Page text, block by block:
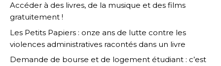
Accéder à des livres, de la musique et des films
gratuitement !
Les Petits Papiers : onze ans de lutte contre les
violences administratives racontés dans un livre
Demande de bourse et de logement étudiant : c’est